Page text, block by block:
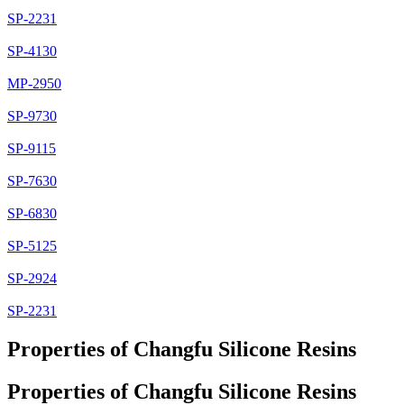
SP-2231
SP-4130
MP-2950
SP-9730
SP-9115
SP-7630
SP-6830
SP-5125
SP-2924
SP-2231
Properties of Changfu Silicone Resins
Properties of Changfu Silicone Resins